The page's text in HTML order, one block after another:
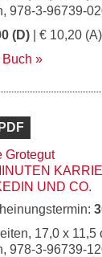
978-3-96739-
(D) | € 10,20 (A)
PDF
Grotegut
UND CO.
17,0 x 11,5
978-3-96739-